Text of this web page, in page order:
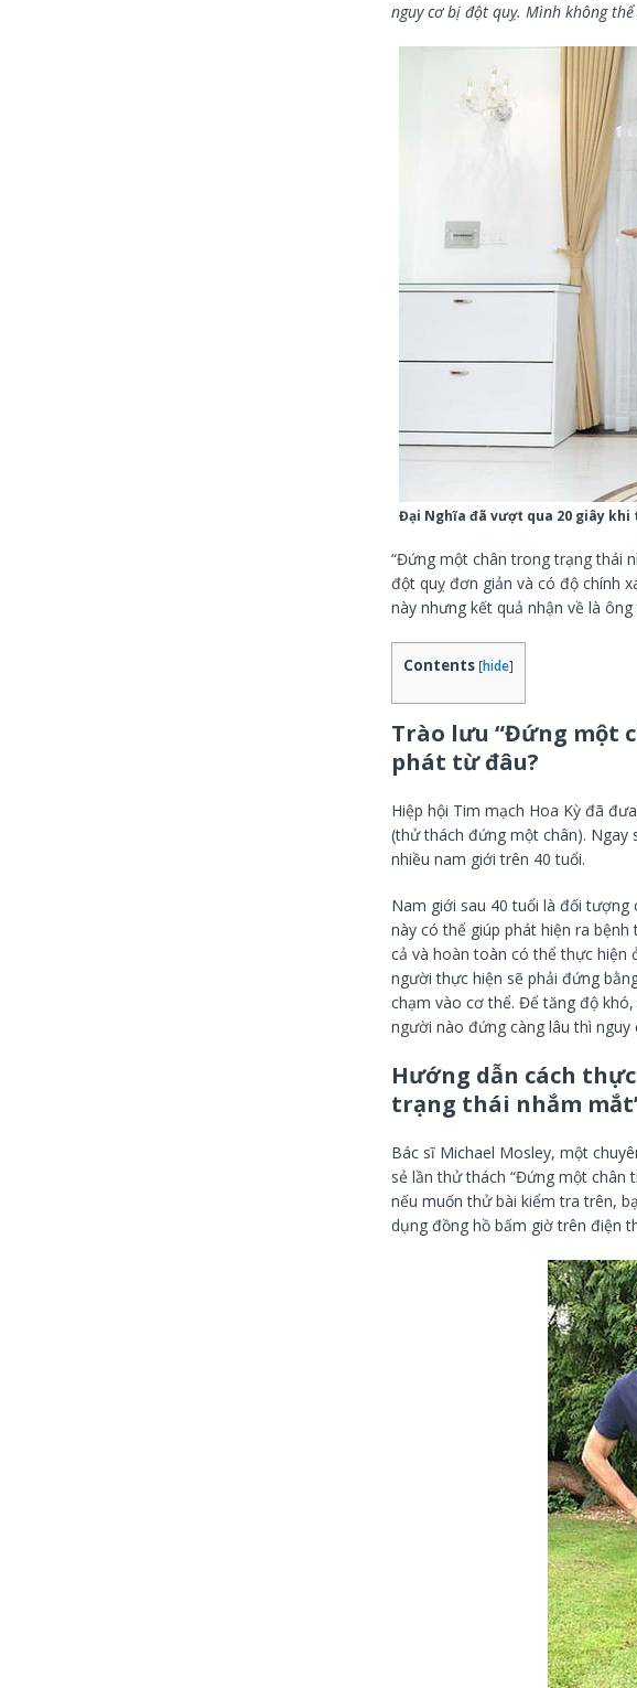
nguy cơ bị đột quỵ. Mình không
Đại Nghĩa đã vượt qua 20 giây
“Đứng một chân trong trạng thái
đột quỵ đơn giản và có độ chính
này nhưng kết quả nhận về là
Contents [hide]
Trào lưu “Đứng một
phát từ đâu?
Hiệp hội Tim mạch Hoa Kỳ đã
(thử thách đứng một chân).
nhiều nam giới trên 40 tuổi.
Nam giới sau 40 tuổi là đối
này có thể giúp phát hiện ra
cả và hoàn toàn có thể thực hiện
người thực hiện sẽ phải đứng
chạm vào cơ thể. Để tăng độ
người nào đứng càng lâu thì nguy
Hướng dẫn cách
trạng thái nhắm
Bác sĩ Michael Mosley, một
sẻ lần thử thách “Đứng một chân
nếu muốn thử bài kiểm tra trên,
dụng đồng hồ bấm giờ trên điện